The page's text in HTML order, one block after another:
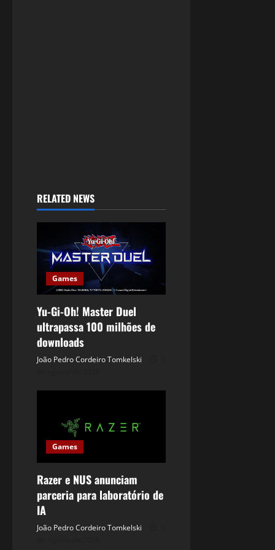
RELATED NEWS
Games
Yu-Gi-Oh! Master Duel
ultrapassa 100 milhões de
downloads
João Pedro Cordeiro Tomkelski
Games
Razer e NUS anunciam
parceria para laboratório de
IA
João Pedro Cordeiro Tomkelski